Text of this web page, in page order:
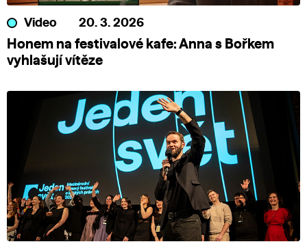
Video 20. 3. 2026
Honem na festivalové kafe: Anna s Bořkem
vyhlašují vítěze